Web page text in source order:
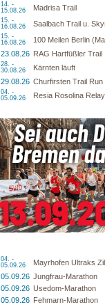
14. -
15.08.26
Madrisa Trail
15. -
16.08.26
Saalbach Trail u.
15. -
16.08.26
100 Meilen Berlin
23.08.26 RAG Hartfüßler Trail
28. -
30.08.26
Kärnten läuft
29.08.26 Churfirsten Trail Run
04. -
05.09.26
Resia Rosolina Relay
04. -
05.09.26
Mayrhofen Ultraks
05.09.26 Jungfrau-Marathon
05.09.26 Usedom-Marathon
05.09.26 Fehmarn-Marathon